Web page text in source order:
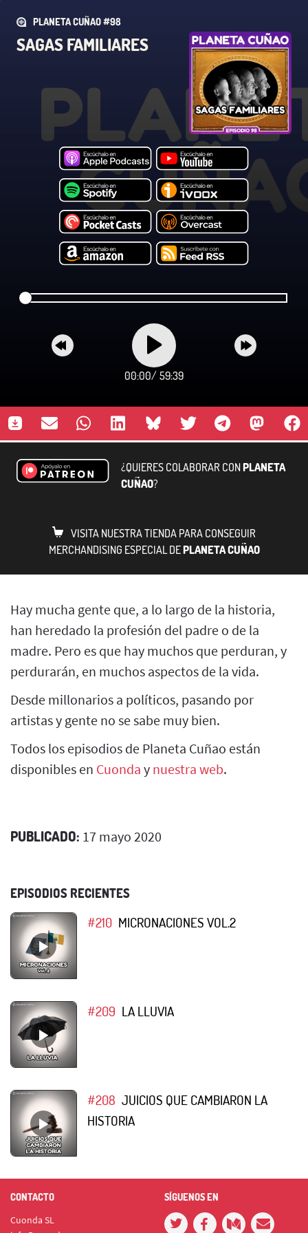
PLANETA CUÑAO #98
SAGAS FAMILIARES
00:00/ 59:39
¿QUIERES COLABORAR CONPLANETA
CUÑAO?
VISITA NUESTRA TIENDA PARA CONSEGUIR
MERCHANDISING ESPECIAL DEPLANETA CUÑAO
Hay mucha gente que, a lo largo de la historia,
han heredado la profesión del padre o de la
madre. Pero es que hay muchos que perduran, y
perdurarán, en muchos aspectos de la vida.
Desde millonarios a políticos, pasando por
artistas y gente no se sabe muy bien.
Todos los episodios de Planeta Cuñao están
disponibles en Cuonda y nuestra web.
PUBLICADO: 17 mayo 2020
EPISODIOS RECIENTES
#210 MICRONACIONES VOL.2
#209 LA LLUVIA
#208 JUICIOS QUE CAMBIARON LA
HISTORIA
CONTACTO
Cuonda SL
SÍGUENOS EN